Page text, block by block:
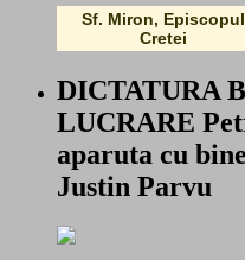
Sf. Miron, Episcopul
Cretei
DICTATURA
LUCRARE
aparuta cu
Justin Parvu